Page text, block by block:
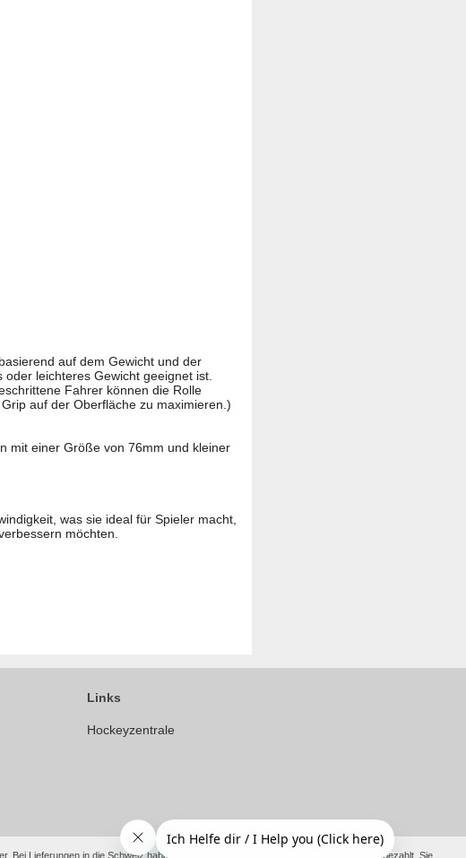
auf dem Gewicht und der
leichteres Gewicht geeignet ist.
Fahrer können die Rolle
auf der Oberfläche zu maximieren.)
mit einer Größe von 76mm und kleiner
was sie ideal für Spieler macht,
möchten.
Links
Hockeyzentrale
Bei Lieferungen in die Schweiz haben wir die anfallenden Kosten bereits für Sie vorab bezahlt. Sie